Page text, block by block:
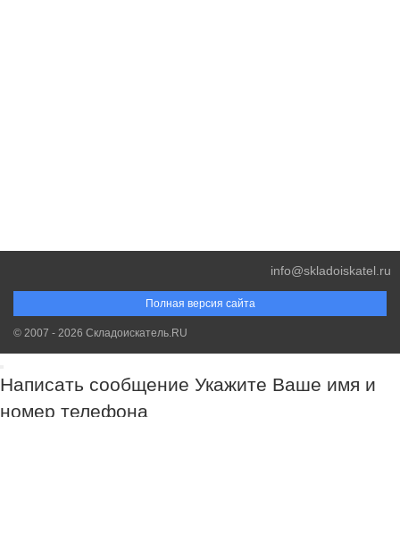
Полная версия сайта
info@skladoiskatel.ru
© 2007 - 2026 Складоискатель.RU
Написать сообщение Укажите Ваше имя и
номер телефона